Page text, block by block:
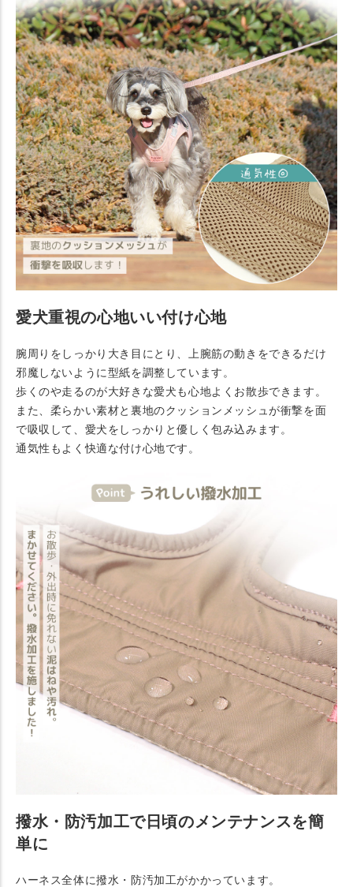
愛犬重視の心地いい付け心地
腕周りをしっかり大き目にとり、上腕筋の動きをできるだけ
邪魔しないように型紙を調整しています。
歩くのや走るのが大好きな愛犬も心地よくお散歩できます。
また、柔らかい素材と裏地のクッションメッシュが衝撃を面
で吸収して、愛犬をしっかりと優しく包み込みます。
通気性もよく快適な付け心地です。
撥水・防汚加工で日頃のメンテナンスを簡
単に
ハーネス全体に撥水・防汚加工がかかっています。